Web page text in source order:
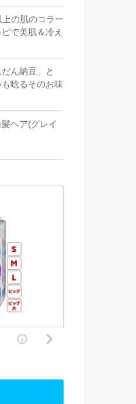
の肌のコラー
で美肌＆冷え
ん納豆」と
唸るそのお味
ヘア(グレイ